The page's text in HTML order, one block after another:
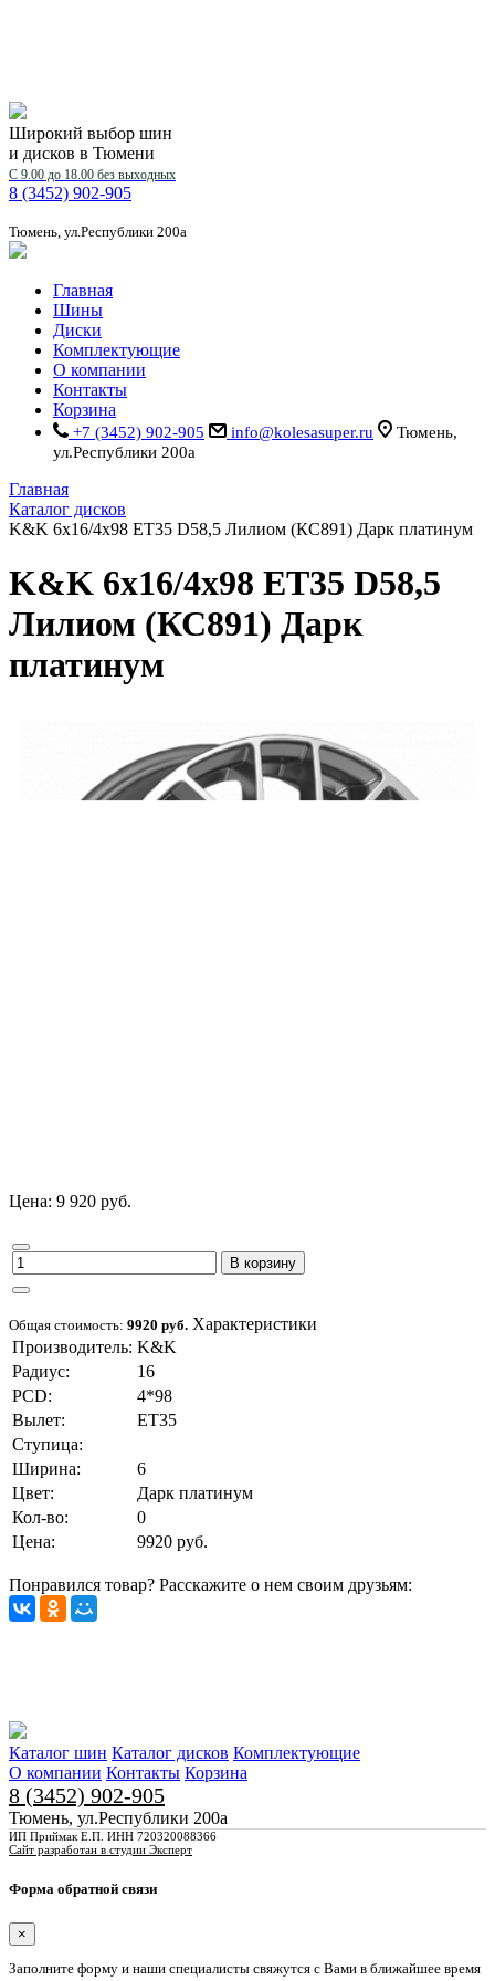
Широкий выбор шин
и дисков в Тюмени
С 9.00 до 18.00 без выходных
8 (3452) 902-905
Тюмень, ул.Республики 200а
Главная
Шины
Диски
Комплектующие
О компании
Контакты
Корзина
+7 (3452) 902-905 info@kolesasuper.ru
Тюмень,
ул.Республики 200а
Главная
Каталог дисков
K&K 6x16/4x98 ET35 D58,5 Лилиом (КС891) Дарк платинум
K&K 6x16/4x98 ET35 D58,5
Лилиом (КС891) Дарк
платинум
Цена: 9 920 руб.
В корзину
Общая стоимость: 9920 руб. Характеристики
Производитель: K&K
Радиус:
16
PCD:
4*98
Вылет:
ET35
Ступица:
Ширина:
6
Цвет:
Дарк платинум
Кол-во:
0
Цена:
9920 руб.
Понравился товар? Расскажите о нем своим друзьям:
Каталог шин Каталог дисков Комплектующие
О компании Контакты Корзина
8 (3452) 902-905
Тюмень, ул.Республики 200а
ИП Приймак Е.П. ИНН 720320088366
Сайт разработан в студии Эксперт
Форма обратной связи
×
Заполните форму и наши специалисты свяжутся с Вами в ближайшее время